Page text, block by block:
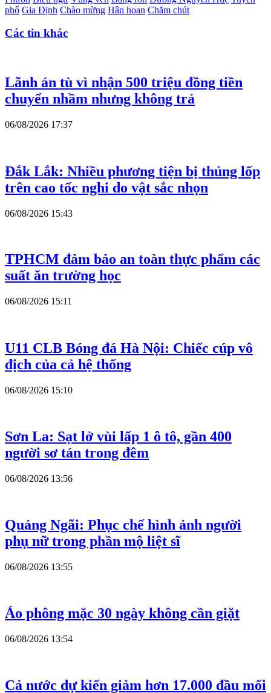
phố Gia Định Chào mừng Hân hoan Chăm chút
Các tin khác
Lãnh án tù vì nhận 500 triệu đồng tiền
chuyển nhầm nhưng không trả
06/08/2026 17:37
Đắk Lắk: Nhiều phương tiện bị thủng lốp
trên cao tốc nghi do vật sắc nhọn
06/08/2026 15:43
TPHCM đảm bảo an toàn thực phẩm các
suất ăn trường học
06/08/2026 15:11
U11 CLB Bóng đá Hà Nội: Chiếc cúp vô
địch của cả hệ thống
06/08/2026 15:10
Sơn La: Sạt lở vùi lấp 1 ô tô, gần 400
người sơ tán trong đêm
06/08/2026 13:56
Quảng Ngãi: Phục chế hình ảnh người
phụ nữ trong phần mộ liệt sĩ
06/08/2026 13:55
Áo phông mặc 30 ngày không cần giặt
06/08/2026 13:54
Cả nước dự kiến giảm hơn 17.000 đầu mối